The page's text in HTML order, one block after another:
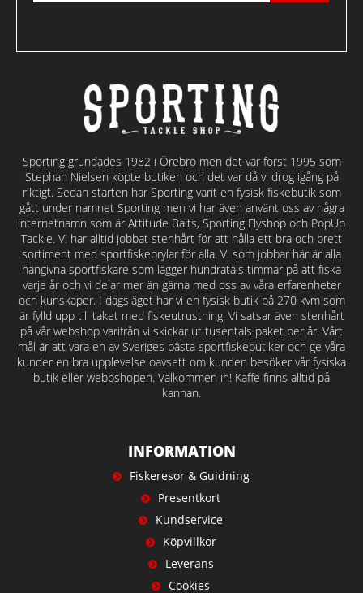
Sporting grundades 1982 i Örebro men det var först 1995 som
Stephan Nielsen köpte butiken och det var då vi drog igång på
riktigt. Sedan starten har Sporting varit en fysisk fiskebutik som
gått under namnet Sporting men vi har även använt oss av några
internetnamn som är Attitude Baits, Sporting Flyshop och PopUp
Tackle. Vi har alltid jobbat stenhårt för att hålla ett bra och brett
sortiment med sportfiskeprylar för alla. Vi som jobbar här är alla
hängivna sportfiskare som lägger hundratals timmar på att fiska
varje år och vi delar mer än gärna med oss av våra erfarenheter
och kunskaper. I dagsläget har vi en fysisk butik på 270 kvm som
är fylld upp till taket med fiskeutrustning. Vi satsar även stenhårt
på vår webshop varifrån vi skickar ut tusentals paket per år. Vårt
mål är att vara en av Sveriges bästa sportfiskebutiker och ge våra
kunder en bra upplevelse oavsett om kunden besöker vår fysiska
butik eller webbshopen. Välkommen in! Kaffe finns alltid på
kannan.
INFORMATION
Fiskeresor & Guidning
Presentkort
Kundservice
Köpvillkor
Leverans
Cookies